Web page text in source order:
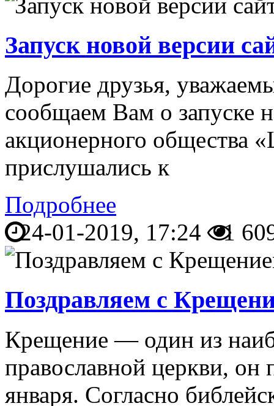
Запуск новой версии
Дорогие друзья,
сообщаем Вам о запуске
акционерного общества
прислушались к
Подробнее
24-01-2019, 17:24
1
Поздравляем с
Крещение — один из
православной церкви, он
января. Согласно